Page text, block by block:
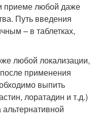
приеме любой даже
Путь введения
– в таблетках,
любой локализации,
применения
выпить
лоратадин и т.д.)